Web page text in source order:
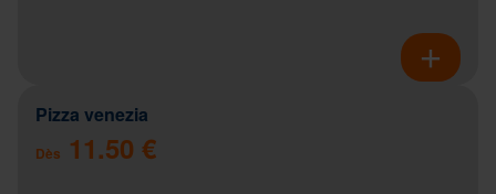
Pizza venezia
Dès 11.50 €